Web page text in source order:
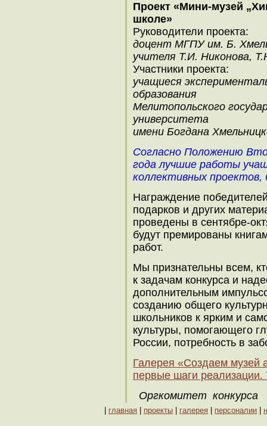
Проект «Мини-музей
школе»
Руководители проекта:
доцент МГПУ им. Б.
учителя Т.И. Никонова,
Участники проекта:
учащиеся
образования
Мелитопольского
университета
имени Богдана
Согласно Положению
года лучшие работы
коллективных
Награждение
подарков и других
проведены в сентябре-
будут премированы
работ.
Мы признательны всем,
к задачам конкурса и
дополнительным
созданию общего
школьников к ярким и
культуры, помогающего
России, потребность в
Галерея «Создаем музей
первые шаги реализации.
Оргкомитет конкурса
главная проекты галерея персоналии